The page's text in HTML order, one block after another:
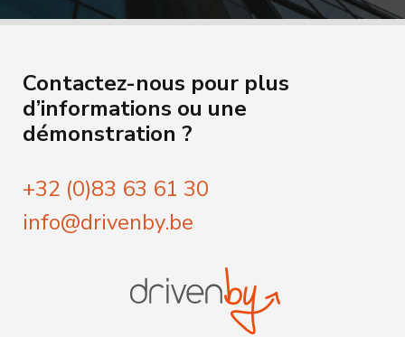
Contactez-nous pour plus
d’informations ou une
démonstration ?
+32 (0)83 63 61 30
info@drivenby.be